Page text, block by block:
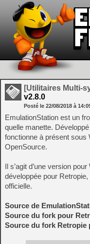
[Utilitaires Multi-
v2.8.0
Posté le 22/08/2018 à
EmulationStation est un
quelle manette.
fonctionne à présent sous
OpenSource.
Il s’agit d’une version
développée pour
officielle.
Source de
Source du fork pour
Source du fork Retropie